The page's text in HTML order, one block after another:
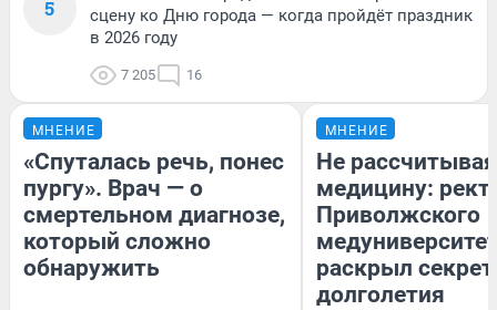
5
сцену ко Дню города — когда пройдёт праздник
в 2026 году
7 205 16
МНЕНИЕ
«Спуталась речь, понес
пургу». Врач — о
смертельном диагнозе,
который сложно
обнаружить
МНЕНИЕ
Не
медицину:
Приволжского
раскрыл
долголетия